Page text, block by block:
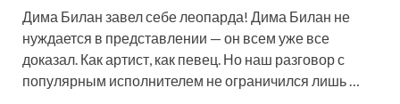
Дима Билан завел себе леопарда! Дима Билан не
нуждается в представлении — он всем уже все
доказал. Как артист, как певец. Но наш разговор с
популярным исполнителем не ограничился лишь …